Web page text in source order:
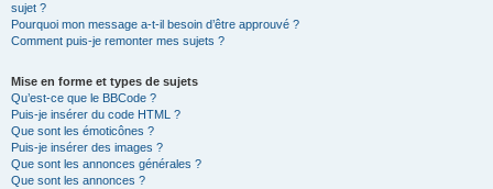
sujet ?
Pourquoi mon message a-t-il besoin d’être approuvé ?
Comment puis-je remonter mes sujets ?
Mise en forme et types de sujets
Qu’est-ce que le BBCode ?
Puis-je insérer du code HTML ?
Que sont les émoticônes ?
Puis-je insérer des images ?
Que sont les annonces générales ?
Que sont les annonces ?